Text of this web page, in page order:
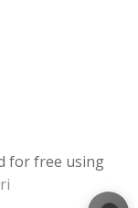
for free using